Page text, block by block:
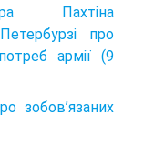
Пахтіна
про
армії (9
зобов’язаних